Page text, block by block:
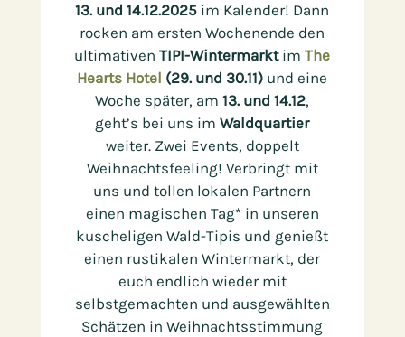
13. und 14.12.2025 im Kalender! Dann
rocken am ersten Wochenende den
ultimativenTIPI-WintermarktimThe
Hearts Hotel (29. und 30.11) und eine
Woche später, am13. und 14.12,
geht’s bei uns imWaldquartier
weiter. Zwei Events, doppelt
Weihnachtsfeeling! Verbringt mit
uns und tollen lokalen Partnern
einen magischen Tag* in unseren
kuscheligen Wald-Tipis und genießt
einen rustikalen Wintermarkt, der
euch endlich wieder mit
selbstgemachten und ausgewählten
Schätzen in Weihnachtsstimmung